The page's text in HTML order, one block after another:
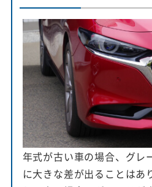
年式が古い車の場合、グレ
に大きな差が出ることはあ